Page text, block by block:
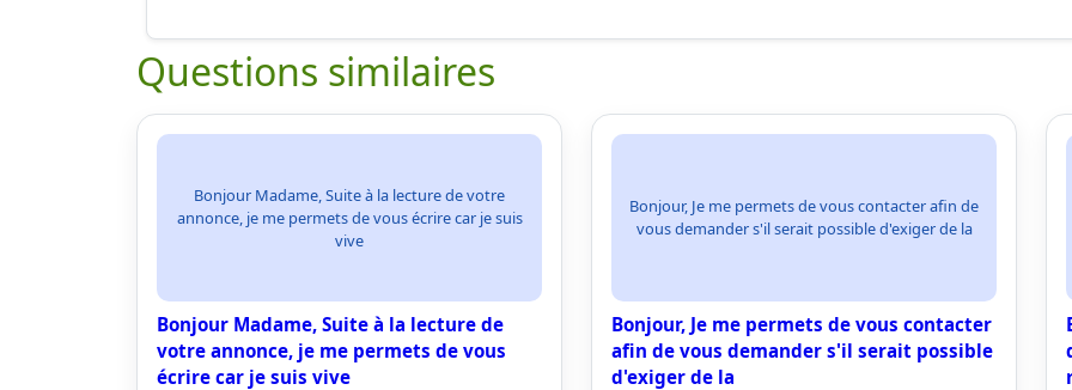
Questions similaires
Bonjour Madame, Suite à la lecture de votre
annonce, je me permets de vous écrire car je suis
vive
Bonjour Madame, Suite à la lecture de
votre annonce, je me permets de vous
écrire car je suis vive
Bonjour, Je me permets de vous contacter afin de
vous demander s'il serait possible d'exiger de la
Bonjour, Je me permets de vous contacter
afin de vous demander s'il serait possible
d'exiger de la